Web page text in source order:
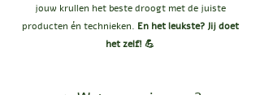
jouw krullen het beste droogt met de juiste
producten én technieken. En het leukste? Jij doet
het zelf! 💪